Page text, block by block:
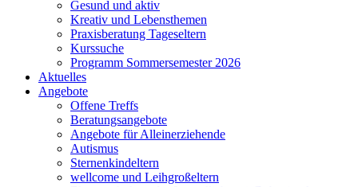
Gesund und aktiv
Kreativ und Lebensthemen
Praxisberatung Tageseltern
Kurssuche
Programm Sommersemester 2026
Aktuelles
Angebote
Offene Treffs
Beratungsangebote
Angebote für Alleinerziehende
Autismus
Sternenkindeltern
wellcome und Leihgroßeltern